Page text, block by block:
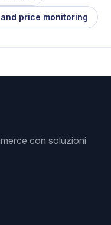
price monitoring
con soluzioni